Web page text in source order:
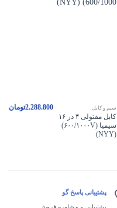
سیم و کابل
کابل مفتولی ۴ در ۱۶
سیمیا (۶۰۰/۱۰۰۰V)
(NYY)
2.288.800تومان
پشتیبانی پاسخ گو